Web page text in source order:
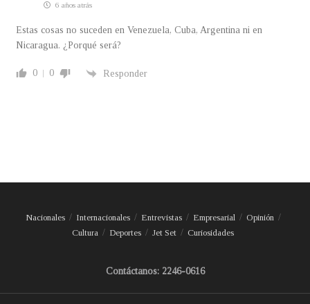
6 años atrás
Estas cosas no suceden en Venezuela, Cuba, Argentina ni en
Nicaragua. ¿Porqué será?
0 0 Responder
Nacionales Internacionales Entrevistas Empresarial
Opinión
Cultura
Deportes Jet Set Curiosidades
Contáctanos: 2246-0616